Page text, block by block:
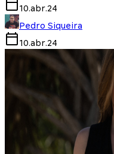
10.abr.24
Pedro Siqueira
10.abr.24